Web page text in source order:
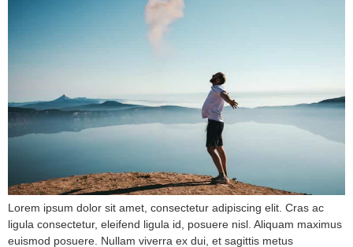
Lorem ipsum dolor sit amet, consectetur adipiscing elit. Cras ac
ligula consectetur, eleifend ligula id, posuere nisl. Aliquam maximus
euismod posuere. Nullam viverra ex dui, et sagittis metus